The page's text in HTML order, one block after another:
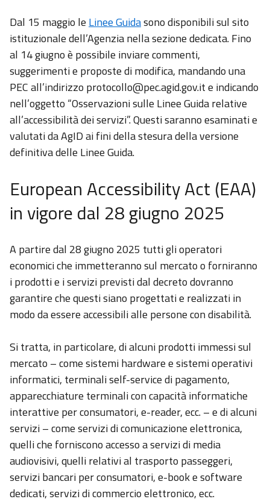
Dal 15 maggio le Linee Guidasono disponibili sul sito
istituzionale dell’Agenzia nella sezione dedicata. Fino
al 14 giugno è possibile inviare commenti,
suggerimenti e proposte di modifica, mandando una
PEC all’indirizzo protocollo@pec.agid.gov.it e indicando
nell’oggetto “Osservazioni sulle Linee Guida relative
all’accessibilità dei servizi”. Questi saranno esaminati e
valutati da AgID ai fini della stesura della versione
definitiva delle Linee Guida.
European Accessibility Act (EAA)
in vigore dal 28 giugno 2025
A partire dal 28 giugno 2025 tutti gli operatori
economici che immetteranno sul mercato o forniranno
i prodotti e i servizi previsti dal decreto dovranno
garantire che questi siano progettati e realizzati in
modo da essere accessibili alle persone con disabilità.
Si tratta, in particolare, di alcuni prodotti immessi sul
mercato – come sistemi hardware e sistemi operativi
informatici, terminali self-service di pagamento,
apparecchiature terminali con capacità informatiche
interattive per consumatori, e-reader, ecc. – e di alcuni
servizi – come servizi di comunicazione elettronica,
quelli che forniscono accesso a servizi di media
audiovisivi, quelli relativi al trasporto passeggeri,
servizi bancari per consumatori, e-book e software
dedicati, servizi di commercio elettronico, ecc.